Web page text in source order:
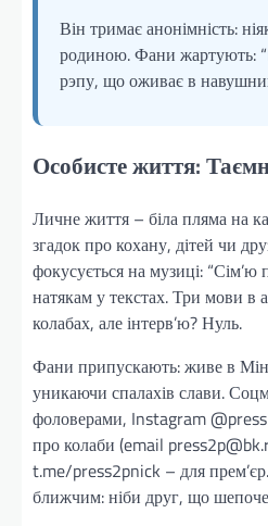
Він тримає анонімність:
родиною. Фани жартують:
рэпу, що оживає в
Особисте життя:
Личне життя – біла пляма на
згадок про кохану, дітей чи
фокусується на музиці: “Сім’ю
натякам у текстах. Три мови в
колабах, але інтерв’ю? Нуль.
Фани припускають: живе в
уникаючи спалахів слави.
фоловерами, Instagram
про колаби (email
t.me/press2pnick – для
ближчим: ніби друг, що